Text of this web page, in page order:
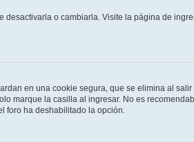
desactivarla o cambiarla. Visite la página de
en una cookie segura, que se elimina al
marque la casilla al ingresar. No es
foro ha deshabilitado la opción.